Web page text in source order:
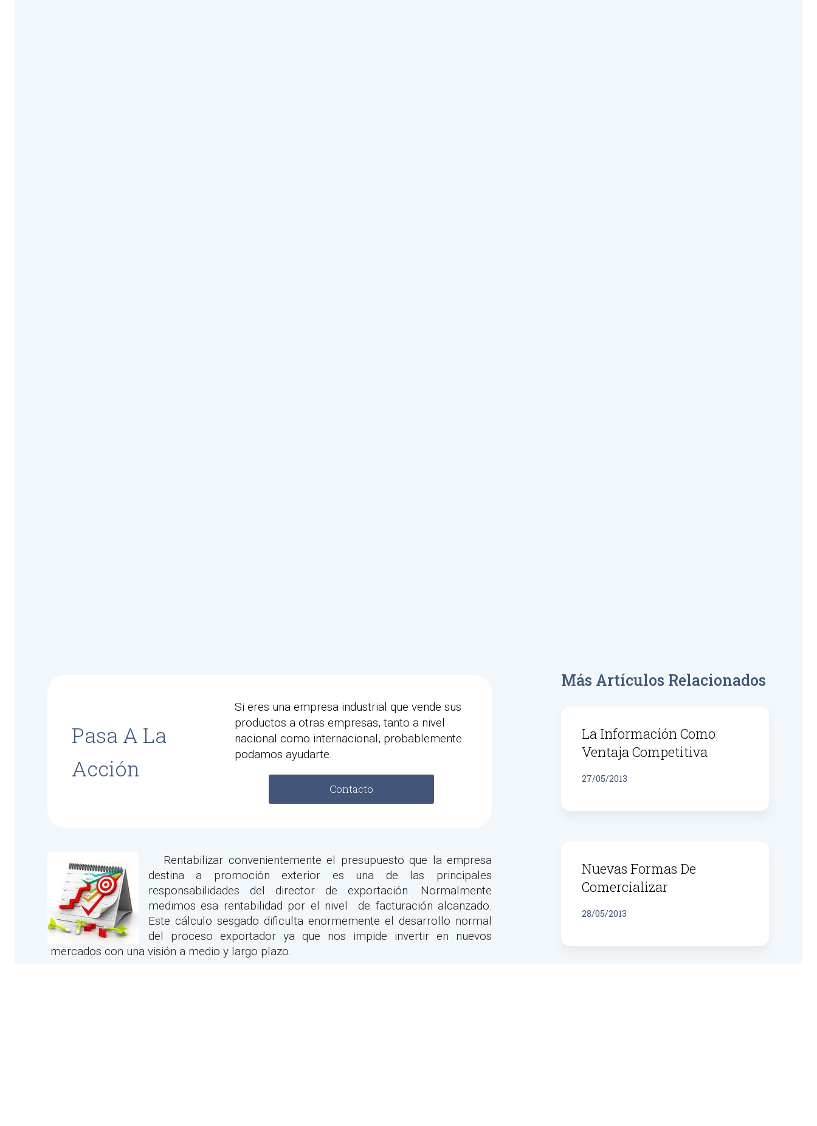
Pasa A La
Acción
Si eres una empresa industrial que vende sus
productos a otras empresas, tanto a nivel
nacional como internacional, probablemente
podamos ayudarte.
Contacto
Rentabilizar convenientemente el presupuesto que la empresa
destina a promoción exterior es una de las principales
responsabilidades del director de exportación. Normalmente
medimos esa rentabilidad por el nivel de facturación alcanzado.
Este cálculo sesgado dificulta enormemente el desarrollo normal
del proceso exportador ya que nos impide invertir en nuevos
mercados con una visión a medio y largo plazo.
Más Artículos Relacionados
La Información Como
Ventaja Competitiva
27/05/2013
Nuevas Formas De
Comercializar
28/05/2013